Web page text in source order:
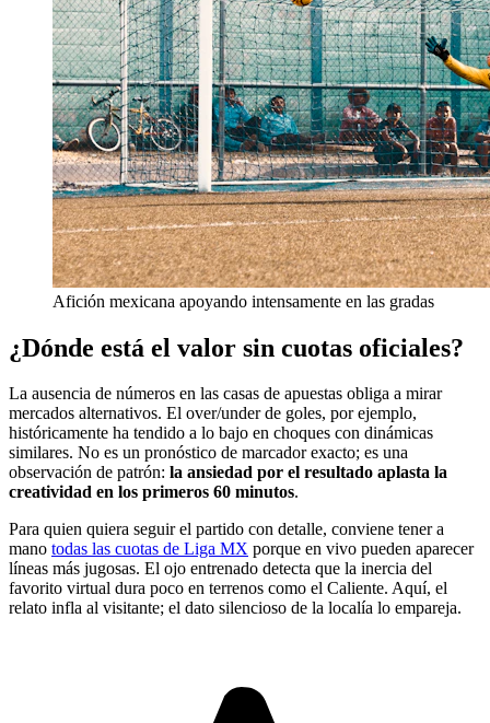
Afición mexicana apoyando intensamente en las gradas
¿Dónde está el valor sin cuotas oficiales?
La ausencia de números en las casas de apuestas obliga a mirar
mercados alternativos. El over/under de goles, por ejemplo,
históricamente ha tendido a lo bajo en choques con dinámicas
similares. No es un pronóstico de marcador exacto; es una
observación de patrón: la ansiedad por el resultado aplasta la
creatividad en los primeros 60 minutos.
Para quien quiera seguir el partido con detalle, conviene tener a
mano todas las cuotas de Liga MX porque en vivo pueden aparecer
líneas más jugosas. El ojo entrenado detecta que la inercia del
favorito virtual dura poco en terrenos como el Caliente. Aquí, el
relato infla al visitante; el dato silencioso de la localía lo empareja.